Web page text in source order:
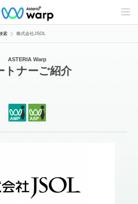
C
n
e
索 株式会社JSOL
ASTERIA Warp
トナーご紹介